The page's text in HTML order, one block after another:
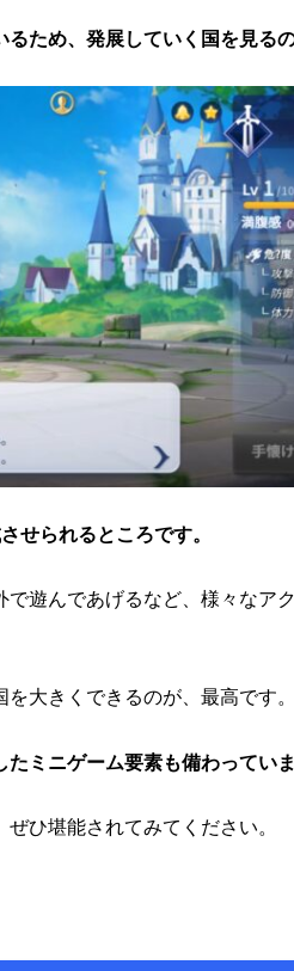
ため、発展していく国を見る
せられるところです。
で遊んであげるなど、様々なア
大きくできるのが、最高です。
ミニゲーム要素も備わっていま
ひ堪能されてみてください。